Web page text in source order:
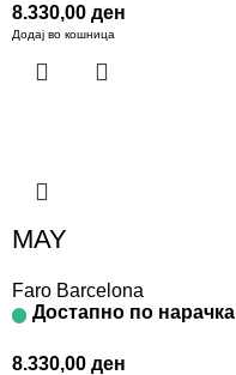
8.330,00 ден
Додај во кошница
MAY
Faro Barcelona
Достапно по нарачка
8.330,00 ден